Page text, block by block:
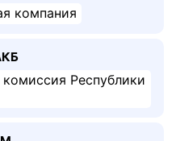
компания
Республики